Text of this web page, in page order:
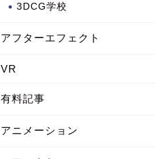
3DCG学校
アフターエフェクト
VR
有料記事
アニメーション